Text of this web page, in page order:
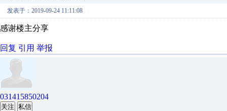
发表于：2019-09-24 11:11:08
感谢楼主分享
回复 引用 举报
031415850204
关注 私信